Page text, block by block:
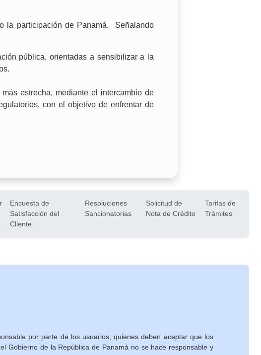
la participación de Panamá. Señalando
pública, orientadas a sensibilizar a la
estrecha, mediante el intercambio de
con el objetivo de enfrentar de
Encuesta de
Satisfacción del
Cliente
Resoluciones
Sancionatorias
Solicitud de
Nota de Crédito
Tarifas de
Trámites
por parte de los usuarios, quienes deben aceptar que los
Gobierno de la República de Panamá no se hace responsable y